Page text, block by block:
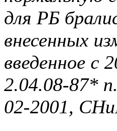
для РБ
внесенных
введенное
2.04.08-87*
02-2001,